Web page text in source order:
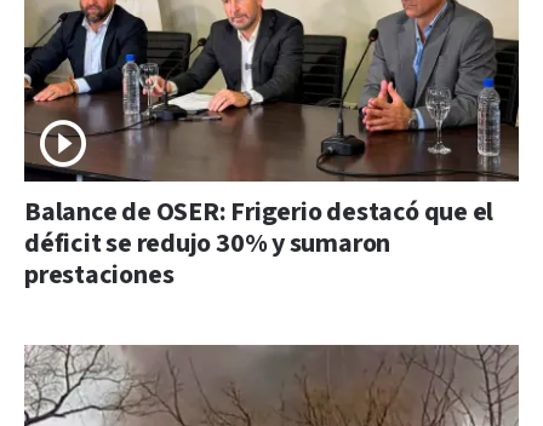
Balance de OSER: Frigerio destacó que el
déficit se redujo 30% y sumaron
prestaciones